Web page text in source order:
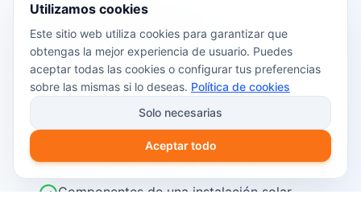
📖 Contenido de la guía:
Cómo funciona el autoconsumo
fotovoltaico
Ayudas y subvenciones disponibles en
2026
Cálculo del retorno de inversión
Componentes de una instalación solar
Utilizamos cookies
Este sitio web utiliza cookies para garantizar que
obtengas la mejor experiencia de usuario. Puedes
aceptar todas las cookies o configurar tus preferencias
sobre las mismas si lo deseas. Política de cookies
Solo necesarias
Aceptar todo